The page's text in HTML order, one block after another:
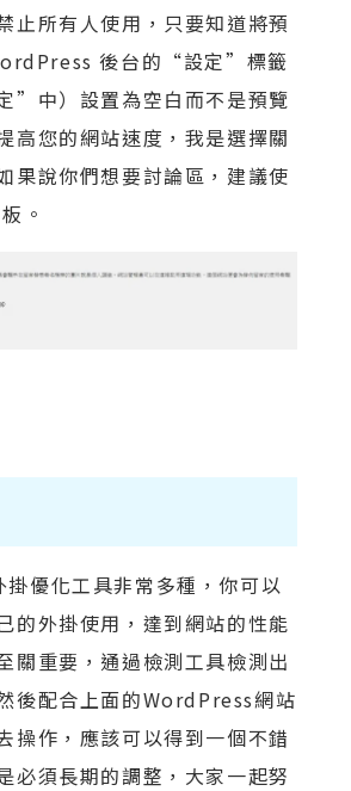
止所有人使用，只要知道將預
後台的“設定”標籤
”中）設置為空白而不是預覽
高您的網站速度，我是選擇關
果說你們想要討論區，建議使
。
優化工具非常多種，你可以
的外掛使用，達到網站的性能
關重要，通過檢測工具檢測出
後配合上面的WordPress網站
操作，應該可以得到一個不錯
必須長期的調整，大家一起努